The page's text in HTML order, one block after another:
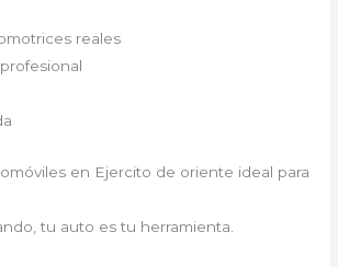
reales
en Ejercito de oriente ideal para
tu auto es tu herramienta.